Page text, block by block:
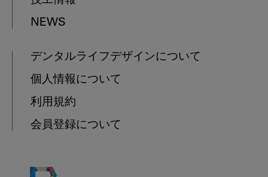
NEWS
デンタルライフデザインについて
個人情報について
利用規約
会員登録について